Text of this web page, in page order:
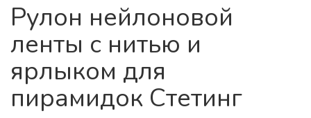
Рулон нейлоновой
ленты с нитью и
ярлыком для
пирамидок Стетинг